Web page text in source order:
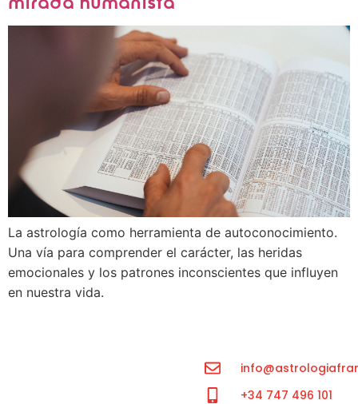
La astrología como herramienta de autoconocimiento.
Una vía para comprender el carácter, las heridas
emocionales y los patrones inconscientes que influyen
en nuestra vida.
+34 747 496 101